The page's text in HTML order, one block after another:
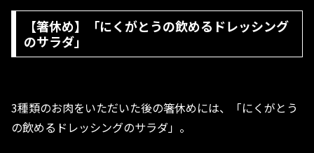
【箸休め】「にくがとうの飲めるドレッシング
のサラダ」
3種類のお肉をいただいた後の箸休めには、「にくがとう
の飲めるドレッシングのサラダ」。